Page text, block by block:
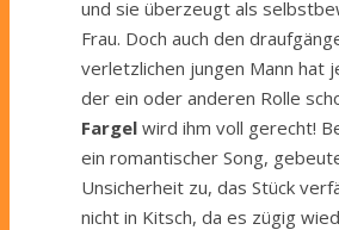
und sie überzeugt als
Frau. Doch auch den
verletzlichen jungen Mann hat
der ein oder anderen Rolle
Fargel wird ihm voll gerecht!
ein romantischer Song,
Unsicherheit zu, das Stück
nicht in Kitsch, da es zügig